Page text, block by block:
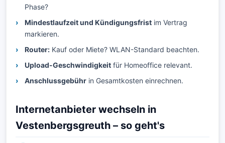
Phase?
Mindestlaufzeit und Kündigungsfrist im Vertrag
markieren.
Router: Kauf oder Miete? WLAN-Standard beachten.
Upload-Geschwindigkeit für Homeoffice relevant.
Anschlussgebühr in Gesamtkosten einrechnen.
Internetanbieter wechseln in
Vestenbergsgreuth – so geht's